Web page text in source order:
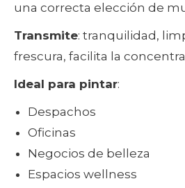
una correcta elección de
Transmite: tranquilidad,
frescura, facilita la
Ideal para pintar:
Despachos
Oficinas
Negocios de belleza
Espacios wellness